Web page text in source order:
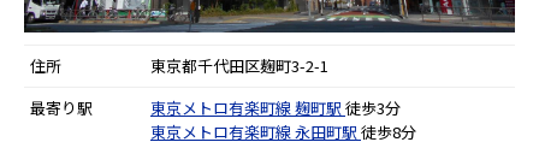
住所
東京都千代田区麹町3-2-1
最寄り駅
東京メトロ有楽町線麹町駅 徒歩3分
東京メトロ有楽町線永田町駅 徒歩8分